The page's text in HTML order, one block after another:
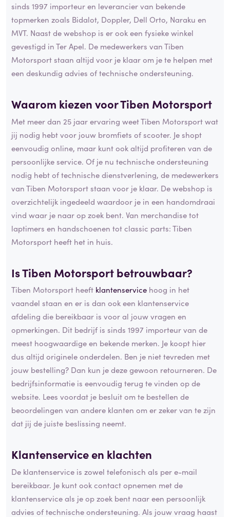
sinds 1997 importeur en leverancier van bekende
topmerken zoals Bidalot, Doppler, Dell Orto, Naraku en
MVT. Naast de webshop is er ook een fysieke winkel
gevestigd in Ter Apel. De medewerkers van Tiben
Motorsport staan altijd voor je klaar om je te helpen met
een deskundig advies of technische ondersteuning.
Waarom kiezen voor Tiben Motorsport
Met meer dan 25 jaar ervaring weet Tiben Motorsport wat
jij nodig hebt voor jouw bromfiets of scooter. Je shopt
eenvoudig online, maar kunt ook altijd profiteren van de
persoonlijke service. Of je nu technische ondersteuning
nodig hebt of technische dienstverlening, de medewerkers
van Tiben Motorsport staan voor je klaar. De webshop is
overzichtelijk ingedeeld waardoor je in een handomdraai
vind waar je naar op zoek bent. Van merchandise tot
laptimers en handschoenen tot classic parts: Tiben
Motorsport heeft het in huis.
Is Tiben Motorsport betrouwbaar?
Tiben Motorsport heeft klantenservice hoog in het
vaandel staan en er is dan ook een klantenservice
afdeling die bereikbaar is voor al jouw vragen en
opmerkingen. Dit bedrijf is sinds 1997 importeur van de
meest hoogwaardige en bekende merken. Je koopt hier
dus altijd originele onderdelen. Ben je niet tevreden met
jouw bestelling? Dan kun je deze gewoon retourneren. De
bedrijfsinformatie is eenvoudig terug te vinden op de
website. Lees voordat je besluit om te bestellen de
beoordelingen van andere klanten om er zeker van te zijn
dat jij de juiste beslissing neemt.
Klantenservice en klachten
De klantenservice is zowel telefonisch als per e-mail
bereikbaar. Je kunt ook contact opnemen met de
klantenservice als je op zoek bent naar een persoonlijk
advies of technische ondersteuning. Als jouw vraag haast